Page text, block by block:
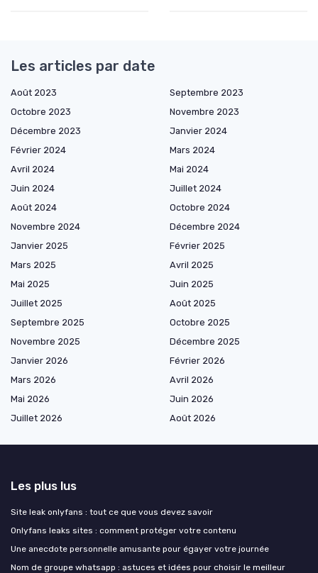
Les articles par date
Août 2023
Septembre 2023
Octobre 2023
Novembre 2023
Décembre 2023
Janvier 2024
Février 2024
Mars 2024
Avril 2024
Mai 2024
Juin 2024
Juillet 2024
Août 2024
Octobre 2024
Novembre 2024
Décembre 2024
Janvier 2025
Février 2025
Mars 2025
Avril 2025
Mai 2025
Juin 2025
Juillet 2025
Août 2025
Septembre 2025
Octobre 2025
Novembre 2025
Décembre 2025
Janvier 2026
Février 2026
Mars 2026
Avril 2026
Mai 2026
Juin 2026
Juillet 2026
Août 2026
Les plus lus
Site leak onlyfans : tout ce que vous devez savoir
Onlyfans leaks sites : comment protéger votre contenu
Une anecdote personnelle amusante pour égayer votre journée
Nom de groupe whatsapp : astuces et idées pour choisir le meilleur